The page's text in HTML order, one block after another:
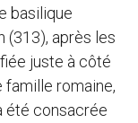
basilique
(313), après les
juste à côté
famille romaine,
été consacrée